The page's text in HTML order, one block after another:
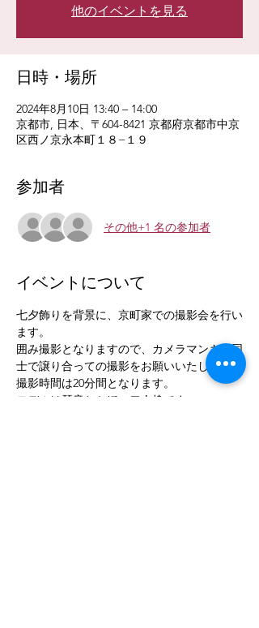
他のイベントを見る
日時・場所
2024年8月10日 13:40 – 14:00
京都市, 日本、〒604-8421 京都府京都市中京
区西ノ京永本町１８−１９
参加者
その他+1 名の参加者
イベントについて
七夕飾りを背景に、京町家での撮影会を行い
ます。
囲み撮影となりますので、カメラマンさま同
士で譲り合っての撮影をお願いいたします。
撮影時間は20分間となります。
モデルは琴音とかほの二人枠です。